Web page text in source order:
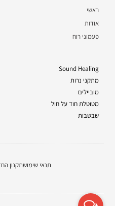
ראשי
אודות
פעמוני רוח
Sound Healing
מתקני נרות
מוביילים
מטוטלת חוד על חול
שבשבות
תנאי שימושתקנון